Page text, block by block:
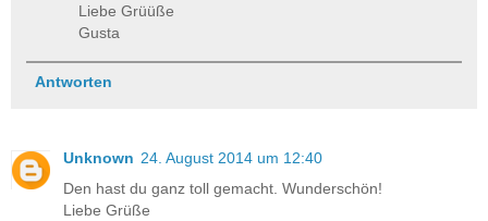
Liebe Grüüße
Gusta
Antworten
Unknown 24. August 2014 um 12:40
Den hast du ganz toll gemacht. Wunderschön!
Liebe Grüße